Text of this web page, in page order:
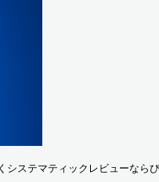
テマティックレビュー